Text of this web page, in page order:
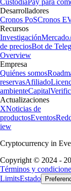
Custodia Pay para
Desarrolladores
Cronos PoSCronos
Recursos
InvestigaciónMercado
de preciosBot de
Overview
Empresa
Quiénes somos
reservasAfiliado
ambienteCapital
Actualizaciones
XNoticias de
productosEventos
iew
Cryptocurrency in
Copyright © 2024 -
Términos y
LimitsEstado